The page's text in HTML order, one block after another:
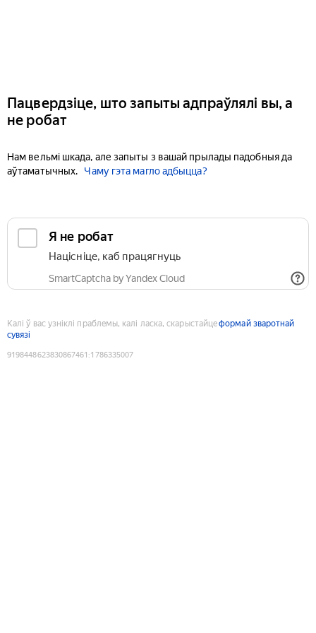
Пацвердзіце, што запыты адпраўлялі вы, а
не робат
Нам вельмі шкада, але запыты з вашай прылады падобныя да
аўтаматычных.
Чаму гэта магло адбыцца?
Я не робат
Націсніце, каб працягнуць
SmartCaptcha by Yandex Cloud
Калі ў вас узніклі праблемы, калі ласка, скарыстайцеформай зваротнай
сувязі
9198448623830867461 :1786335007